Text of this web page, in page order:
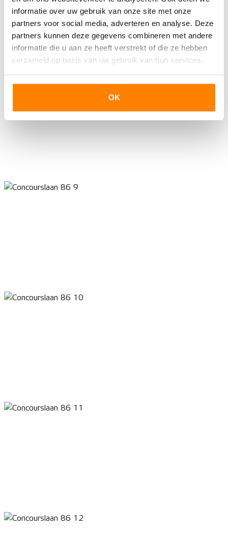
informatie over uw gebruik van onze site met onze
partners voor social media, adverteren en analyse. Deze
partners kunnen deze gegevens combineren met andere
informatie die u aan ze heeft verstrekt of die ze hebben
verzameld op basis van uw gebruik van hun services.
OK